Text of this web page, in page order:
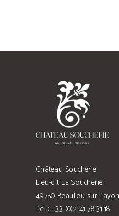
Château Soucherie
Lieu-dit La Soucherie
49750 Beaulieu-sur-Layon
Tel : +33 (0)2 41 78 31 18